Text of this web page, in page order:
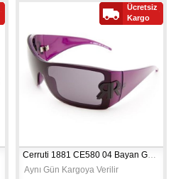
Aynı Gün Kargoya Verilir
Ücretsiz
Kargo